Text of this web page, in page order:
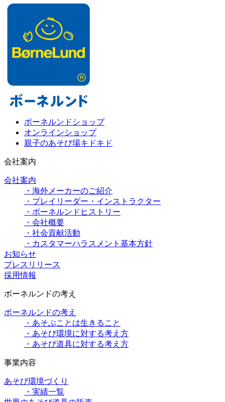
ボーネルンドショップ
オンラインショップ
親子のあそび場キドキド
会社案内
会社案内
・海外メーカーのご紹介
・プレイリーダー・インストラクター
・ボーネルンドヒストリー
・会社概要
・社会貢献活動
・カスタマーハラスメント基本方針
お知らせ
プレスリリース
採用情報
ボーネルンドの考え
ボーネルンドの考え
・あそぶことは生きること
・あそび環境に対する考え方
・あそび道具に対する考え方
事業内容
あそび環境づくり
・実績一覧